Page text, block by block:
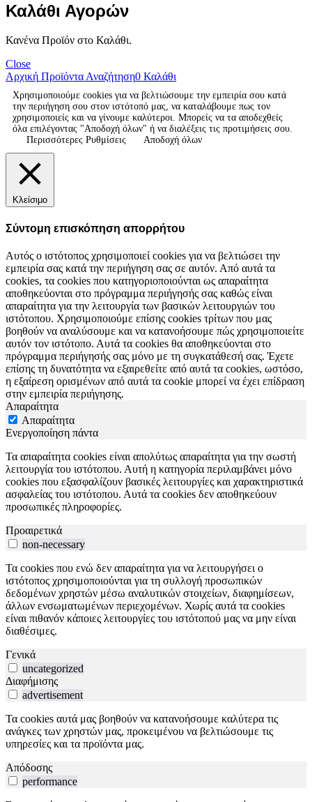
Καλάθι Αγορών
Κανένα Προϊόν στο Καλάθι.
Close
Αρχική ΠροϊόνταΑναζήτηση0 Καλάθι
Χρησιμοποιούμε cookies για να βελτιώσουμε την εμπειρία σου κατά
την περιήγηση σου στον ιστότοπό μας, να καταλάβουμε πως τον
χρησιμοποιείς και να γίνουμε καλύτεροι. Μπορείς να τα αποδεχθείς
όλα επιλέγοντας "Αποδοχή όλων" ή να διαλέξεις τις προτιμήσεις σου.
Περισσότερες Ρυθμίσεις
Αποδοχή όλων
Κλείσιμο
Σύντομη επισκόπηση απορρήτου
Αυτός ο ιστότοπος χρησιμοποιεί cookies για να βελτιώσει την
εμπειρία σας κατά την περιήγηση σας σε αυτόν. Από αυτά τα
cookies, τα cookies που κατηγοριοποιούνται ως απαραίτητα
αποθηκεύονται στο πρόγραμμα περιήγησής σας καθώς είναι
απαραίτητα για την λειτουργία των βασικών λειτουργιών του
ιστότοπου. Χρησιμοποιούμε επίσης cookies τρίτων που μας
βοηθούν να αναλύσουμε και να κατανοήσουμε πώς χρησιμοποιείτε
αυτόν τον ιστότοπο. Αυτά τα cookies θα αποθηκεύονται στο
πρόγραμμα περιήγησής σας μόνο με τη συγκατάθεσή σας. Έχετε
επίσης τη δυνατότητα να εξαιρεθείτε από αυτά τα cookies, ωστόσο,
η εξαίρεση ορισμένων από αυτά τα cookie μπορεί να έχει επίδραση
στην εμπειρία περιήγησης.
Απαραίτητα
Απαραίτητα
Ενεργοποίηση πάντα
Τα απαραίτητα cookies είναι απολύτως απαραίτητα για την σωστή
λειτουργία του ιστότοπου. Αυτή η κατηγορία περιλαμβάνει μόνο
cookies που εξασφαλίζουν βασικές λειτουργίες και χαρακτηριστικά
ασφαλείας του ιστότοπου. Αυτά τα cookies δεν αποθηκεύουν
προσωπικές πληροφορίες.
Προαιρετικά
non-necessary
Τα cookies που ενώ δεν απαραίτητα για να λειτουργήσει ο
ιστότοπος χρησιμοποιούνται για τη συλλογή προσωπικών
δεδομένων χρηστών μέσω αναλυτικών στοιχείων, διαφημίσεων,
άλλων ενσωματωμένων περιεχομένων. Χωρίς αυτά τα cookies
είναι πιθανόν κάποιες λειτουργίες του ιστότοπού μας να μην είναι
διαθέσιμες.
Γενικά
uncategorized
Διαφήμισης
advertisement
Τα cookies αυτά μας βοηθούν να κατανοήσουμε καλύτερα τις
ανάγκες των χρηστών μας, προκειμένου να βελτιώσουμε τις
υπηρεσίες και τα προϊόντα μας.
Απόδοσης
performance